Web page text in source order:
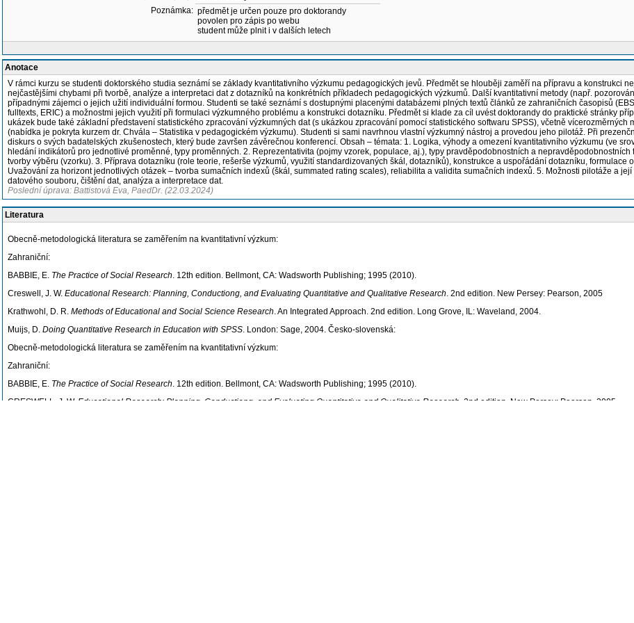
Poznámka: předmět je určen pouze pro doktorandy
povolen pro zápis po webu
student může plnit i v dalších letech
Anotace
V rámci kurzu se studenti doktorského studia seznámí se základy kvantitativního výzkumu pedagogických jevů. Předmět se hlouběji zaměří na přípravu a konstrukci
nejčastějšími chybami při tvorbě, analýze a interpretaci dat z dotazníků na konkrétních příkladech pedagogických výzkumů. Další kvantitativní metody (např.
případnými zájemci o jejich užití individuální formou. Studenti se také seznámí s dostupnými placenými databázemi plných textů článků ze zahraničních časopisů
fulltexts, ERIC) a možnostmi jejich využití při formulaci výzkumného problému a konstrukci dotazníku. Předmět si klade za cíl uvést doktorandy do praktické stránky
ukázek bude také základní představení statistického zpracování výzkumných dat (s ukázkou zpracování pomocí statistického softwaru SPSS), včetně
(nabídka je pokryta kurzem dr. Chvála – Statistika v pedagogickém výzkumu). Studenti si sami navrhnou vlastní výzkumný nástroj a provedou jeho pilotáž. Při
diskurs o svých badatelských zkušenostech, který bude završen závěrečnou konferencí. Obsah – témata: 1. Logika, výhody a omezení kvantitativního výzkumu (ve
hledání indikátorů pro jednotlivé proměnné, typy proměnných. 2. Reprezentativita (pojmy vzorek, populace, aj.), typy pravděpodobnostních a
tvorby výběru (vzorku). 3. Příprava dotazníku (role teorie, rešerše výzkumů, využití standardizovaných škál, dotazníků), konstrukce a uspořádání dotazníku,
Uvažování za horizont jednotlivých otázek – tvorba sumačních indexů (škál, summated rating scales), reliabilita a validita sumačních indexů. 5. Možnosti pilotáže a
datového souboru, čištění dat, analýza a interpretace dat.
Poslední úprava: Battistová Eva, PaedDr. (22.03.2024)
Literatura
Obecně-metodologická literatura se zaměřením na kvantitativní výzkum:
Zahraniční:
BABBIE, E. The Practice of Social Research. 12th edition. Bellmont, CA: Wadsworth Publishing; 1995 (2010).
Creswell, J. W. Educational Research: Planning, Conductiong, and Evaluating Quantitative and Qualitative Research. 2nd edition. New Persey: Pearson, 2005
Krathwohl, D. R. Methods of Educational and Social Science Research. An Integrated Approach. 2nd edition. Long Grove, IL: Waveland, 2004.
Muijs, D. Doing Quantitative Research in Education with SPSS. London: Sage, 2004. Česko-slovenská:
Obecně-metodologická literatura se zaměřením na kvantitativní výzkum:
Zahraniční:
BABBIE, E. The Practice of Social Research. 12th edition. Bellmont, CA: Wadsworth Publishing; 1995 (2010).
CRESWELL, J. W. Educational Research: Planning, Conductiong, and Evaluating Quantitative and Qualitative Research . 2nd edition. New Persey: Pearson, 2005